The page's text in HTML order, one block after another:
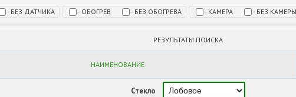
- БЕЗ ДАТЧИКА - ОБОГРЕВ - БЕЗ ОБОГРЕВА - КАМЕРА - БЕЗ КАМЕРЫ
РЕЗУЛЬТАТЫ ПОИСКА
НАИМЕНОВАНИЕ
Стекло